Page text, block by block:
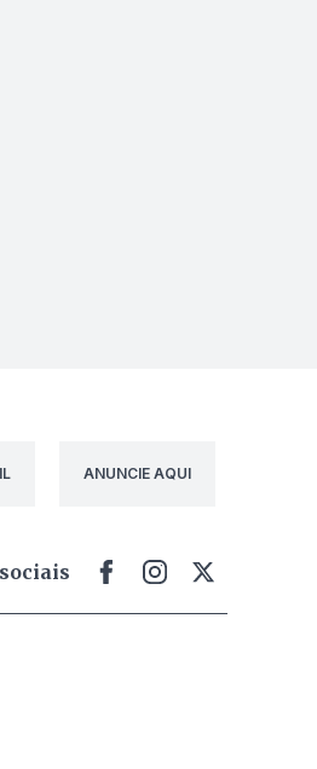
ANUNCIE AQUI